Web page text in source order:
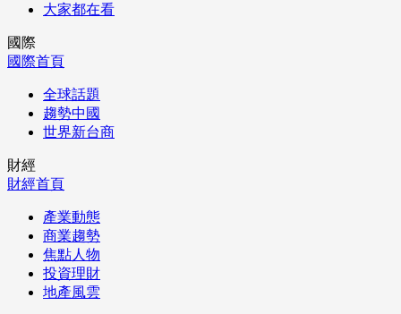
大家都在看
國際
國際首頁
全球話題
趨勢中國
世界新台商
財經
財經首頁
產業動態
商業趨勢
焦點人物
投資理財
地產風雲